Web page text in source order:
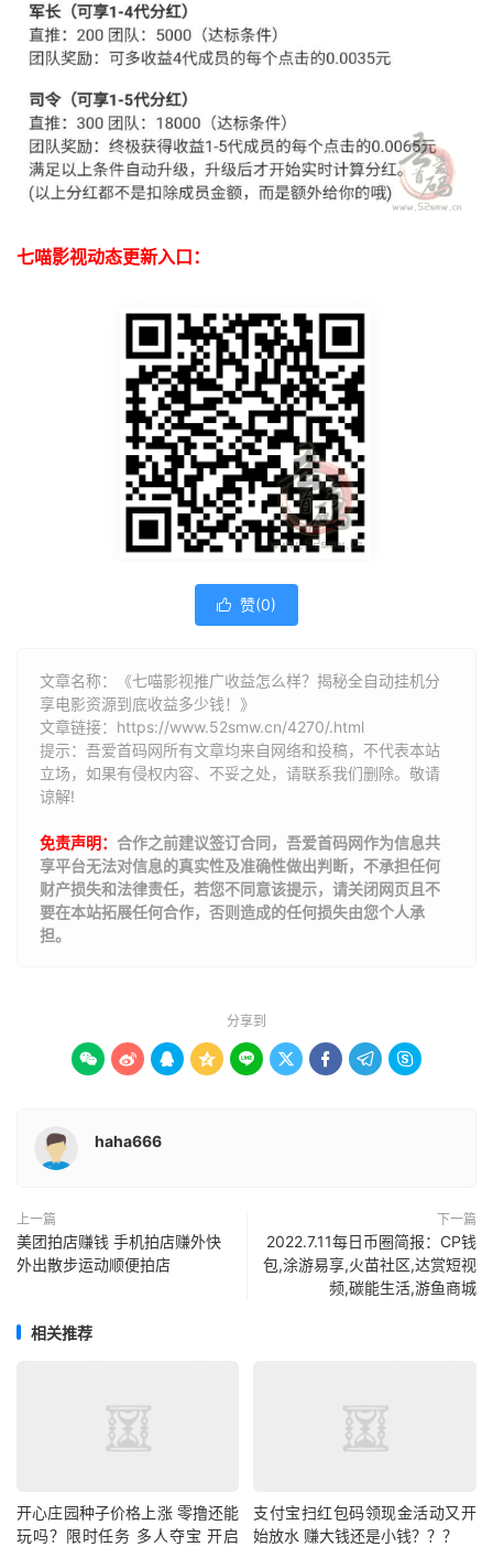
七喵影视动态更新入口：
 赞(0)
文章名称：《七喵影视推广收益怎么样？揭秘全自动挂机分
享电影资源到底收益多少钱！》
文章链接： https://www.52smw.cn/4270/.html
提示：吾爱首码网所有文章均来自网络和投稿，不代表本站
立场，如果有侵权内容、不妥之处，请联系我们删除。敬请
谅解!
免责声明： 合作之前建议签订合同，吾爱首码网作为信息共
享平台无法对信息的真实性及准确性做出判断，不承担任何
财产损失和法律责任，若您不同意该提示，请关闭网页且不
要在本站拓展任何合作，否则造成的任何损失由您个人承
担。
分享到
        
haha666
上一篇
美团拍店赚钱 手机拍店赚外快
外出散步运动顺便拍店
下一篇
2022.7.11每日币圈简报：CP钱
包,涂游易享,火苗社区,达赏短视
频,碳能生活,游鱼商城
相关推荐
开心庄园种子价格上涨 零撸还能
玩吗？限时任务 多人夺宝 开启
支付宝扫红包码领现金活动又开
始放水 赚大钱还是小钱？？？